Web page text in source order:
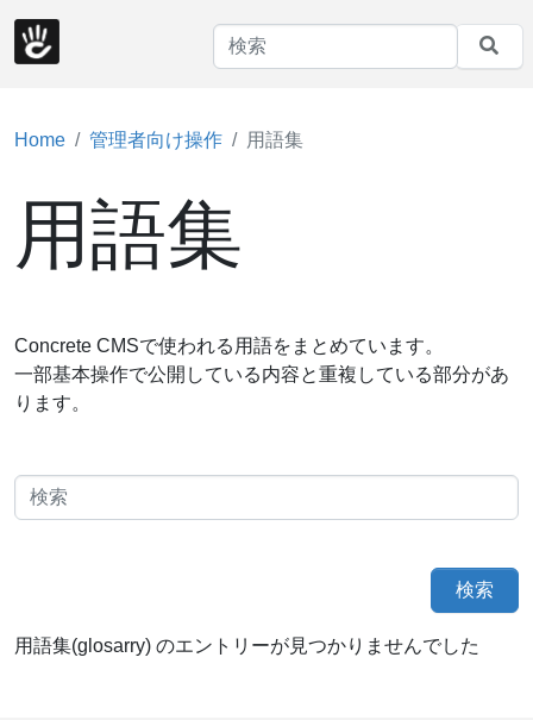
Home 管理者向け操作 用語集
用語集
Concrete CMSで使われる用語をまとめています。
一部基本操作で公開している内容と重複している部分があ
ります。
検索
用語集(glosarry) のエントリーが見つかりませんでした